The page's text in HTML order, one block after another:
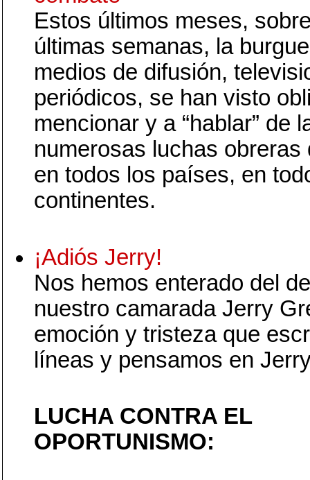
Estos últimos meses,
últimas semanas, la
medios de difusión,
periódicos, se han visto
mencionar y a “hablar” de
numerosas luchas obreras
en todos los países, en
continentes.
¡Adiós Jerry!
Nos hemos enterado del
nuestro camarada Jerry
emoción y tristeza que
líneas y pensamos en
LUCHA CONTRA EL
OPORTUNISMO: